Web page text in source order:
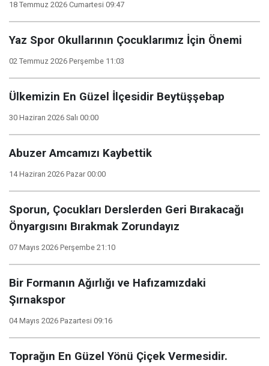
18 Temmuz 2026 Cumartesi 09:47
Yaz Spor Okullarının Çocuklarımız İçin Önemi
02 Temmuz 2026 Perşembe 11:03
Ülkemizin En Güzel İlçesidir Beytüşşebap
30 Haziran 2026 Salı 00:00
Abuzer Amcamızı Kaybettik
14 Haziran 2026 Pazar 00:00
Sporun, Çocukları Derslerden Geri Bırakacağı
Önyargısını Bırakmak Zorundayız
07 Mayıs 2026 Perşembe 21:10
Bir Formanın Ağırlığı ve Hafızamızdaki
Şırnakspor
04 Mayıs 2026 Pazartesi 09:16
Toprağın En Güzel Yönü Çiçek Vermesidir.